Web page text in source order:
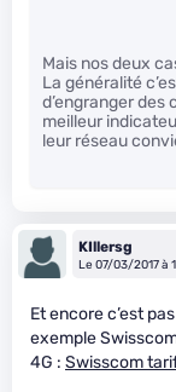
Mais nos deux
La généralité
d’engranger des
meilleur
leur réseau
KIllersg
Le 07/03/2017 à
Et encore c’est
exemple
4G : Swisscom